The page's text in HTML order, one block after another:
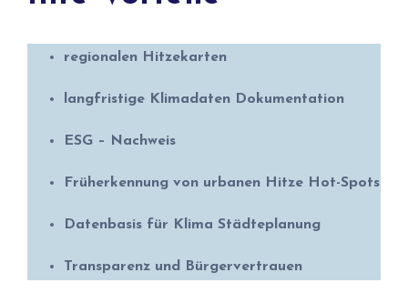
regionalen Hitzekarten
langfristige Klimadaten Dokumentation
ESG – Nachweis
Früherkennung von urbanen Hitze Hot-Spots
Datenbasis für Klima Städteplanung
Transparenz und Bürgervertrauen